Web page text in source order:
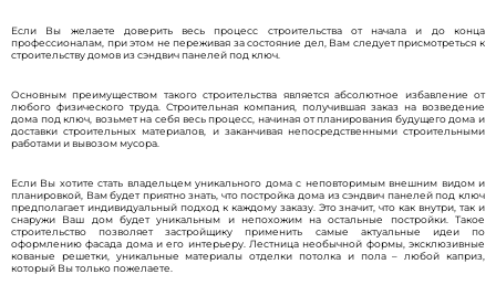
Если Вы желаете доверить весь процесс строительства от начала и до конца
профессионалам, при этом не переживая за состояние дел, Вам следует присмотреться к
строительству домов из сэндвич панелей под ключ.
Основным преимуществом такого строительства является абсолютное избавление от
любого физического труда. Строительная компания, получившая заказ на возведение
дома под ключ, возьмет на себя весь процесс, начиная от планирования будущего дома и
доставки строительных материалов, и заканчивая непосредственными строительными
работами и вывозом мусора.
Если Вы хотите стать владельцем уникального дома с неповторимым внешним видом и
планировкой, Вам будет приятно знать, что постройка дома из сэндвич панелей под ключ
предполагает индивидуальный подход к каждому заказу. Это значит, что как внутри, так и
снаружи Ваш дом будет уникальным и непохожим на остальные постройки. Такое
строительство позволяет застройщику применить самые актуальные идеи по
оформлению фасада дома и его интерьеру. Лестница необычной формы, эксклюзивные
кованые решетки, уникальные материалы отделки потолка и пола – любой каприз,
который Вы только пожелаете.